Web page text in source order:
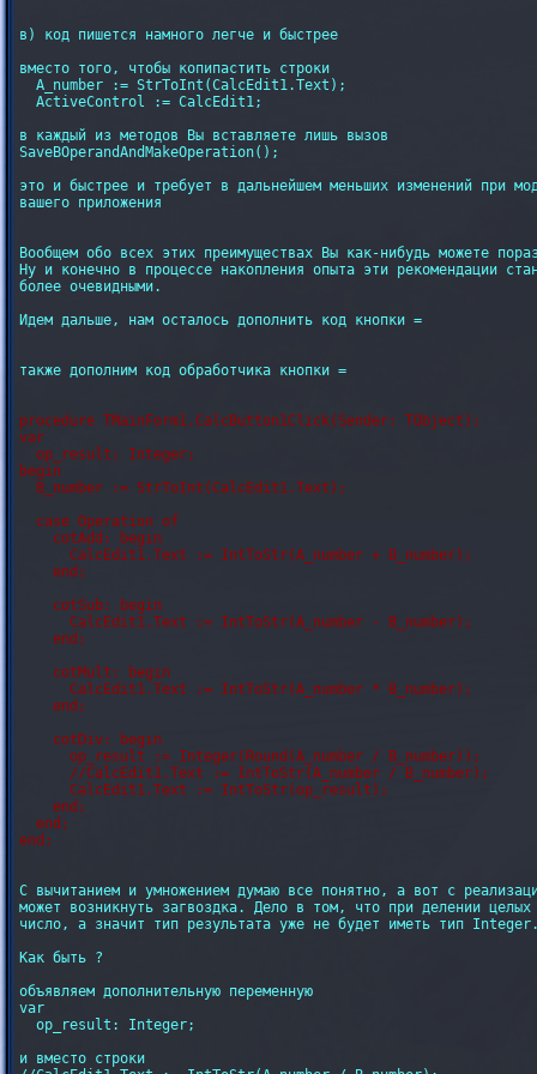
в) код пишется намного легче и быстрее
вместо того, чтобы копипастить строки
  A_number := StrToInt(CalcEdit1.Text);
  ActiveControl := CalcEdit1;
в каждый из методов Вы вставляете лишь вызов
SaveBOperandAndMakeOperation();
это и быстрее и требует в дальнейшем меньших изменений при
вашего приложения
Вообщем обо всех этих преимуществах Вы как-нибудь можете
Ну и конечно в процессе накопления опыта эти рекомендации
более очевидными.
Идем дальше, нам осталось дополнить код кнопки =
также дополним код обработчика кнопки =
procedure TMainForm1.CalcButton1Click(Sender: TObject);
var
  op_result: Integer;
begin
  B_number := StrToInt(CalcEdit1.Text);
  case Operation of
    cotAdd: begin
      CalcEdit1.Text := IntToStr(A_number + B_number);
    end;
    cotSub: begin
      CalcEdit1.Text := IntToStr(A_number - B_number);
    end;
    cotMult: begin
      CalcEdit1.Text := IntToStr(A_number * B_number);
    end;
    cotDiv: begin
      op_result := Integer(Round(A_number / B_number));
      //CalcEdit1.Text := IntToStr(A_number / B_number);
      CalcEdit1.Text := IntToStr(op_result);
    end;
  end;
С вычитанием и умножением думаю все понятно, а вот с
может возникнуть загвоздка. Дело в том, что при делении целых
число, а значит тип результата уже не будет иметь тип
Как быть ?
объявляем дополнительную переменную
var
  op_result: Integer;
и вместо строки